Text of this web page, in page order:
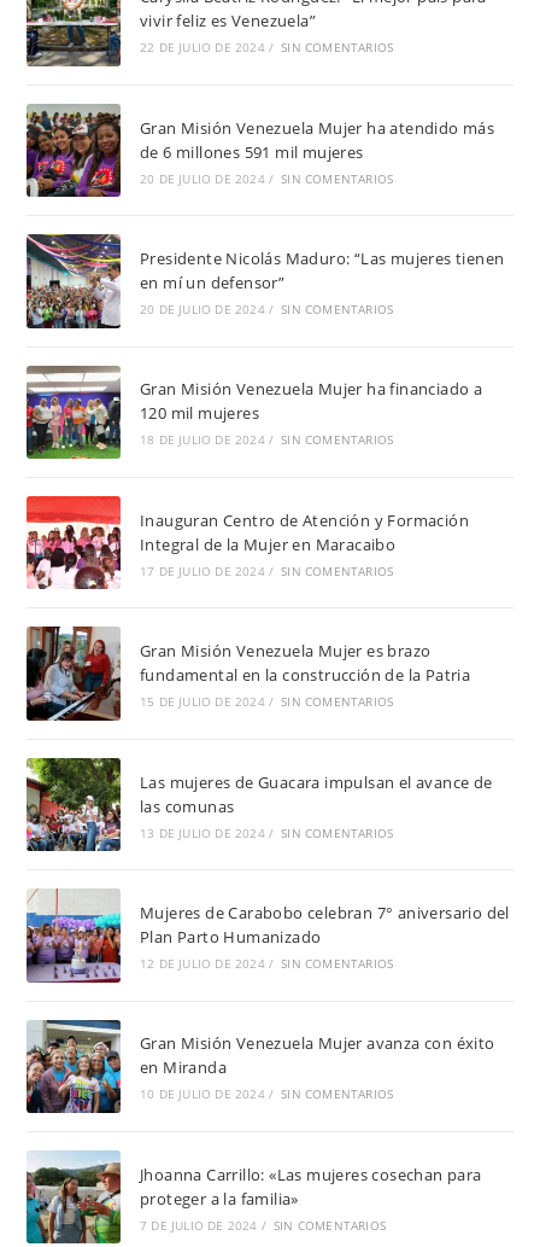
vivir feliz es Venezuela”
22 DE JULIO DE 2024 / SIN COMENTARIOS
Gran Misión Venezuela Mujer ha atendido más
de 6 millones 591 mil mujeres
20 DE JULIO DE 2024 / SIN COMENTARIOS
Presidente Nicolás Maduro: “Las mujeres tienen
en mí un defensor”
20 DE JULIO DE 2024 / SIN COMENTARIOS
Gran Misión Venezuela Mujer ha financiado a
120 mil mujeres
18 DE JULIO DE 2024 / SIN COMENTARIOS
Inauguran Centro de Atención y Formación
Integral de la Mujer en Maracaibo
17 DE JULIO DE 2024 / SIN COMENTARIOS
Gran Misión Venezuela Mujer es brazo
fundamental en la construcción de la Patria
15 DE JULIO DE 2024 / SIN COMENTARIOS
Las mujeres de Guacara impulsan el avance de
las comunas
13 DE JULIO DE 2024 / SIN COMENTARIOS
Mujeres de Carabobo celebran 7° aniversario del
Plan Parto Humanizado
12 DE JULIO DE 2024 / SIN COMENTARIOS
Gran Misión Venezuela Mujer avanza con éxito
en Miranda
10 DE JULIO DE 2024 / SIN COMENTARIOS
Jhoanna Carrillo: «Las mujeres cosechan para
proteger a la familia»
7 DE JULIO DE 2024 / SIN COMENTARIOS